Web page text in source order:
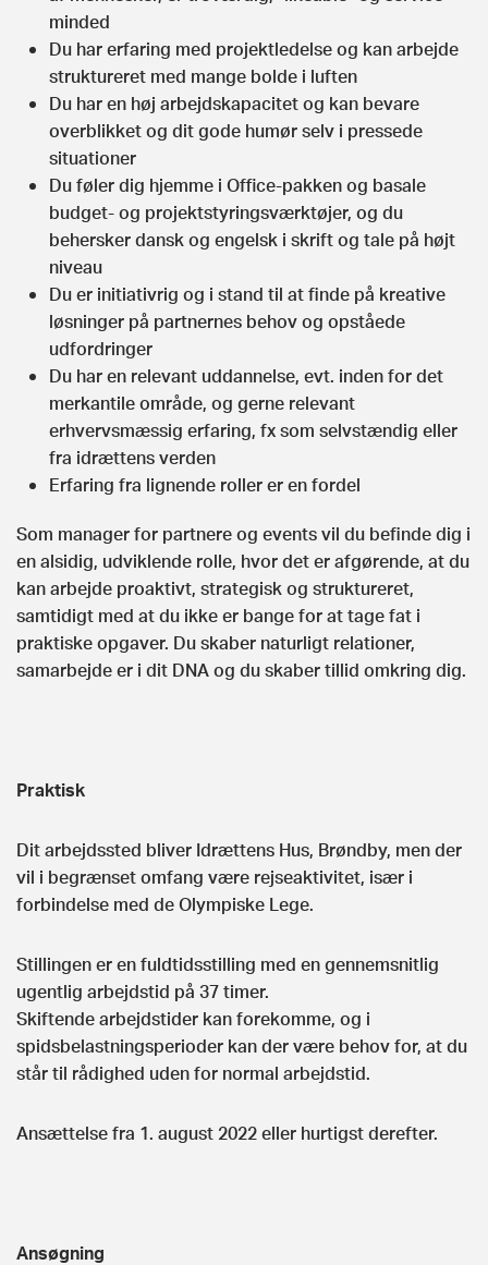
minded
Du har erfaring med projektledelse og kan arbejde
struktureret med mange bolde i luften
Du har en høj arbejdskapacitet og kan bevare
overblikket og dit gode humør selv i pressede
situationer
Du føler dig hjemme i Office-pakken og basale
budget- og projektstyringsværktøjer, og du
behersker dansk og engelsk i skrift og tale på højt
niveau
Du er initiativrig og i stand til at finde på kreative
løsninger på partnernes behov og opståede
udfordringer
Du har en relevant uddannelse, evt. inden for det
merkantile område, og gerne relevant
erhvervsmæssig erfaring, fx som selvstændig eller
fra idrættens verden
Erfaring fra lignende roller er en fordel
Som manager for partnere og events vil du befinde dig i
en alsidig, udviklende rolle, hvor det er afgørende, at du
kan arbejde proaktivt, strategisk og struktureret,
samtidigt med at du ikke er bange for at tage fat i
praktiske opgaver. Du skaber naturligt relationer,
samarbejde er i dit DNA og du skaber tillid omkring dig.
Praktisk
Dit arbejdssted bliver Idrættens Hus, Brøndby, men der
vil i begrænset omfang være rejseaktivitet, især i
forbindelse med de Olympiske Lege.
Stillingen er en fuldtidsstilling med en gennemsnitlig
ugentlig arbejdstid på 37 timer.
Skiftende arbejdstider kan forekomme, og i
spidsbelastningsperioder kan der være behov for, at du
står til rådighed uden for normal arbejdstid.
Ansættelse fra 1. august 2022 eller hurtigst derefter.
Ansøgning